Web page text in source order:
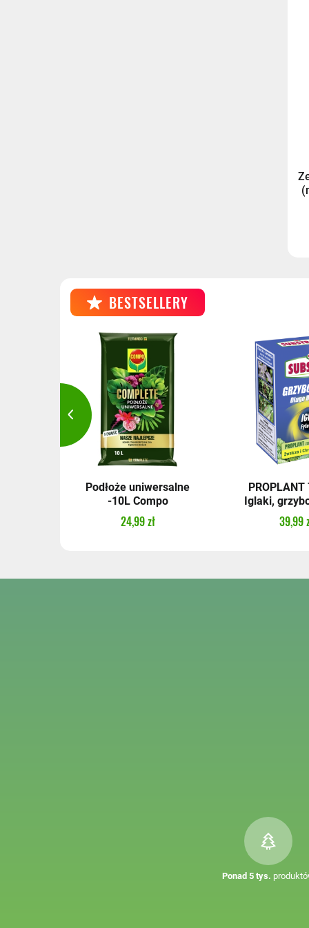
InPost
Kurier
BESTSELLERY
Podłoże uniwersalne
-10L Compo
24,99 zł
PROPLANT
Iglaki,
39,99
Ponad 5 tys.